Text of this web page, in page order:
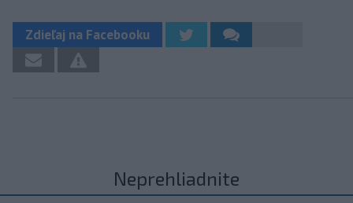
Zdieľaj na Facebooku
Neprehliadnite